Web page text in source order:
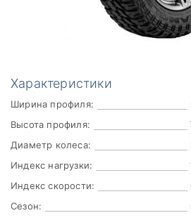
Характеристики
Ширина профиля:
Высота профиля:
Диаметр колеса:
Индекс нагрузки:
Индекс скорости:
Сезон: